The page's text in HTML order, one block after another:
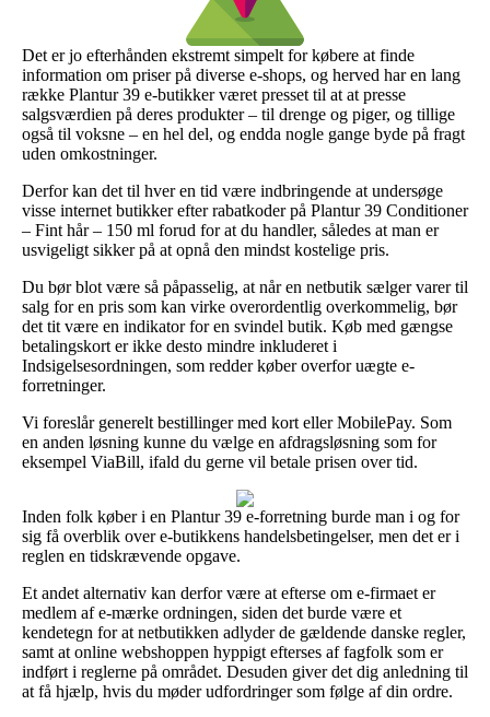
Det er jo efterhånden ekstremt simpelt for købere at finde
information om priser på diverse e-shops, og herved har en lang
række Plantur 39 e-butikker været presset til at at presse
salgsværdien på deres produkter – til drenge og piger, og tillige
også til voksne – en hel del, og endda nogle gange byde på fragt
uden omkostninger.
Derfor kan det til hver en tid være indbringende at undersøge
visse internet butikker efter rabatkoder på Plantur 39 Conditioner
– Fint hår – 150 ml forud for at du handler, således at man er
usvigeligt sikker på at opnå den mindst kostelige pris.
Du bør blot være så påpasselig, at når en netbutik sælger varer til
salg for en pris som kan virke overordentlig overkommelig, bør
det tit være en indikator for en svindel butik. Køb med gængse
betalingskort er ikke desto mindre inkluderet i
Indsigelsesordningen, som redder køber overfor uægte e-
forretninger.
Vi foreslår generelt bestillinger med kort eller MobilePay. Som
en anden løsning kunne du vælge en afdragsløsning som for
eksempel ViaBill, ifald du gerne vil betale prisen over tid.
Inden folk køber i en Plantur 39 e-forretning burde man i og for
sig få overblik over e-butikkens handelsbetingelser, men det er i
reglen en tidskrævende opgave.
Et andet alternativ kan derfor være at efterse om e-firmaet er
medlem af e-mærke ordningen, siden det burde være et
kendetegn for at netbutikken adlyder de gældende danske regler,
samt at online webshoppen hyppigt efterses af fagfolk som er
indført i reglerne på området. Desuden giver det dig anledning til
at få hjælp, hvis du møder udfordringer som følge af din ordre.